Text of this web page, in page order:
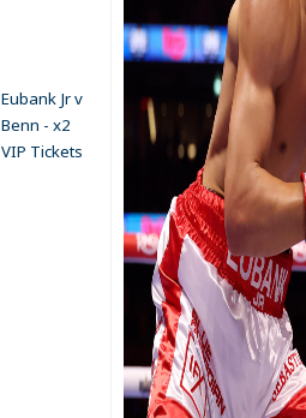
Eubank Jr v
Benn - x2
VIP Tickets